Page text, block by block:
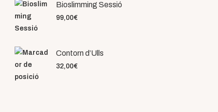
Bioslimming Sessió
99,00€
Contorn d’Ulls
32,00€